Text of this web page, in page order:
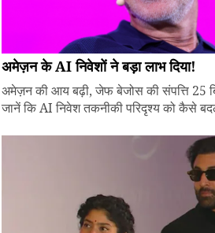
अमेज़न के AI निवेशों ने बड़ा लाभ दिया!
अमेज़न की आय बढ़ी, जेफ बेजोस की संपत्ति 25
जानें कि AI निवेश तकनीकी परिदृश्य को कैसे